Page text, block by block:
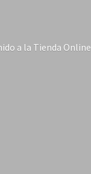
a la Tienda Online